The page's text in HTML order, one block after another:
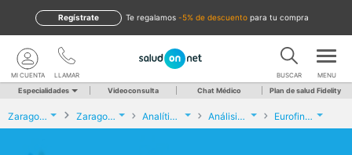
te regalamos -5% de descuento para tu compra
Regístrate
LLAMAR
MI CUENTA BUSCAR MENU
Especialidades Videoconsulta Chat Médico Plan de salud Fidelity
Zaragoza Zaragoza Analíticas y Genética Análisis de embarazo en sangre Eurofins Análisis Clínicos Zaragoza